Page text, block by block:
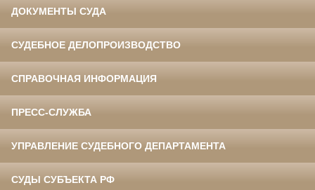
ДОКУМЕНТЫ СУДА
СУДЕБНОЕ ДЕЛОПРОИЗВОДСТВО
СПРАВОЧНАЯ ИНФОРМАЦИЯ
ПРЕСС-СЛУЖБА
УПРАВЛЕНИЕ СУДЕБНОГО ДЕПАРТАМЕНТА
СУДЫ СУБЪЕКТА РФ